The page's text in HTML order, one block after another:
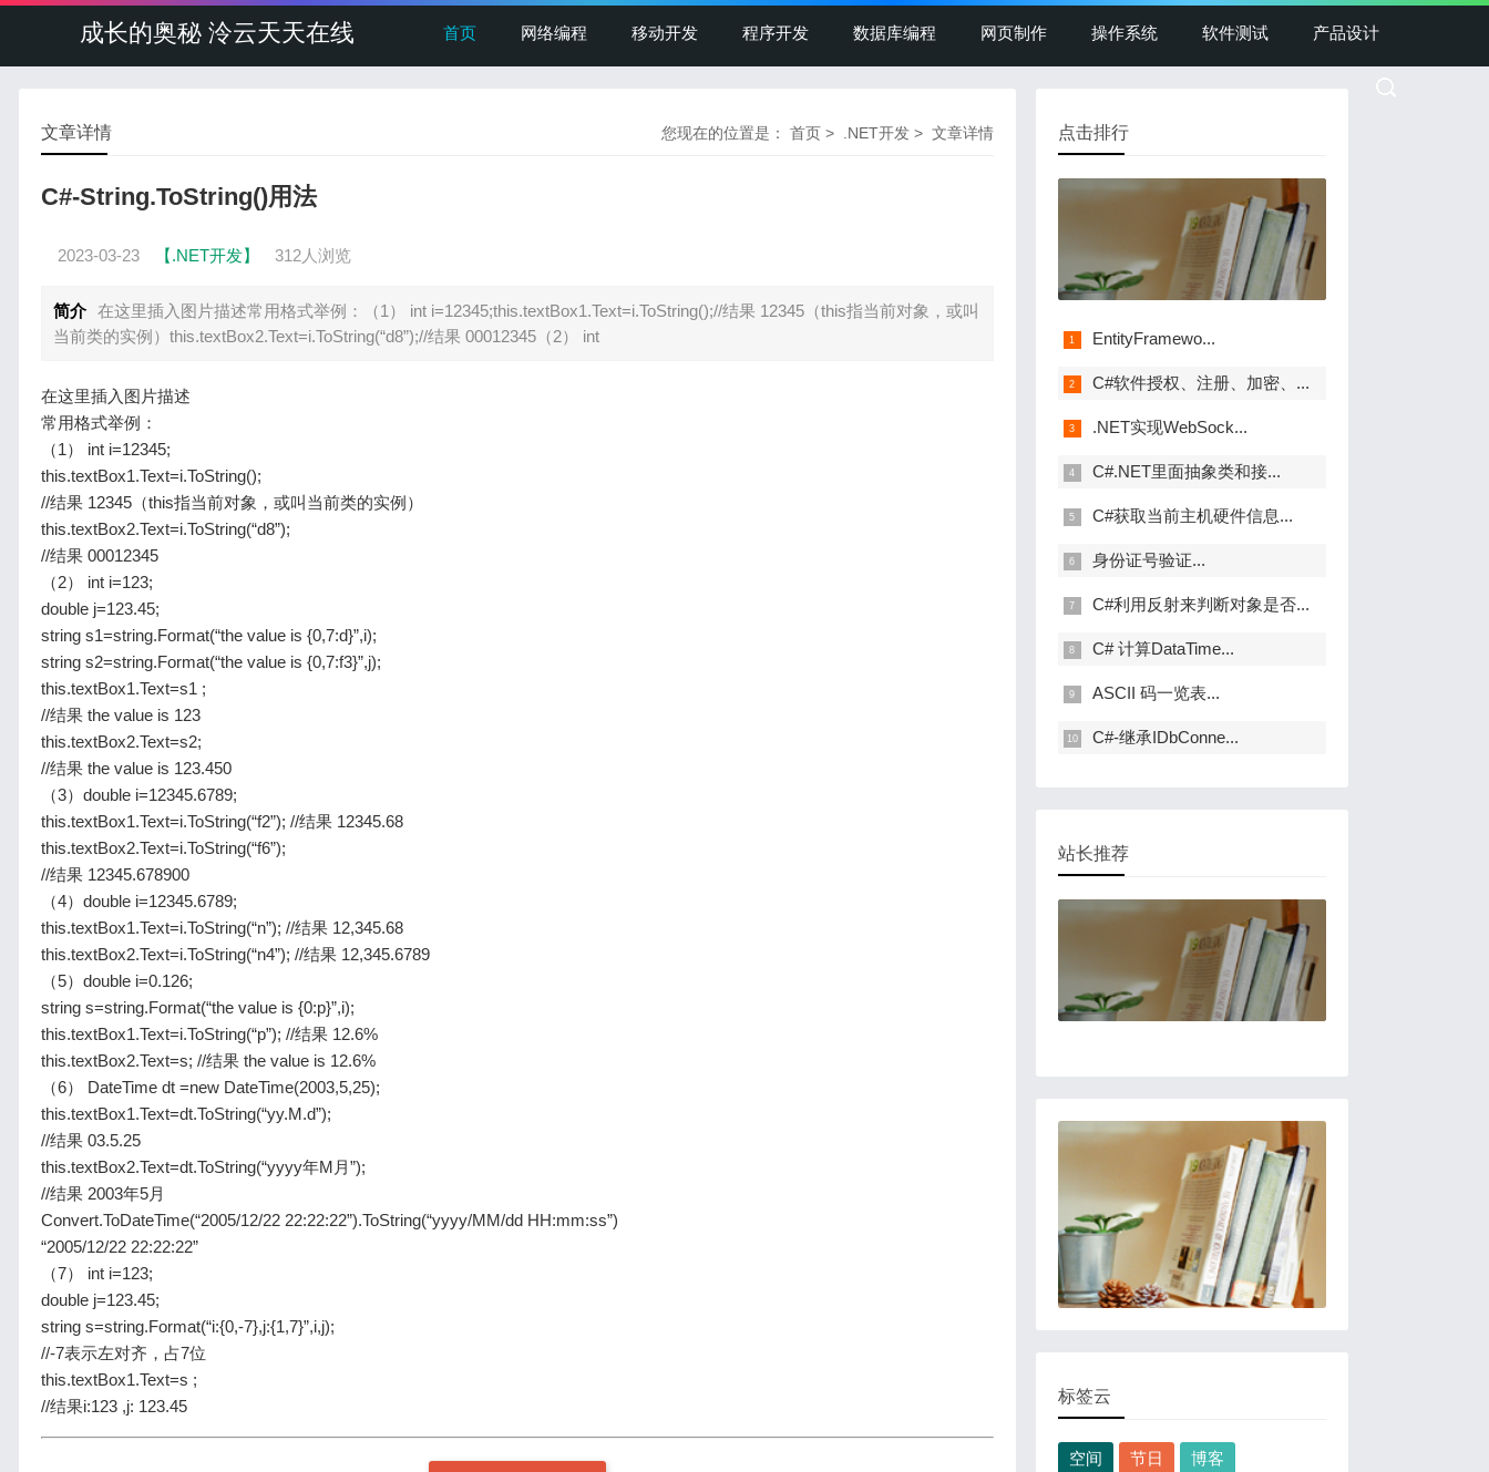
成长的奥秘 泠云天天在线 首页 网络编程 移动开发 程序开发 数据库编程 网页制作 操作系统 软件测试 产品设计
您现在的位置是： 首页> .NET开发> 文章详情
文章详情
C#-String.ToString()用法
2023-03-23 【.NET开发】 312人浏览
简介
在这里插入图片描述常用格式举例：（1） int i=12345;this.textBox1.Text=i.ToString();//结果 12345（this指当前对象，或叫
当前类的实例）this.textBox2.Text=i.ToString(“d8”);//结果 00012345（2） int
在这里插入图片描述
常用格式举例：
（1） int i=12345;
this.textBox1.Text=i.ToString();
//结果 12345（this指当前对象，或叫当前类的实例）
this.textBox2.Text=i.ToString(“d8”);
//结果 00012345
（2） int i=123;
double j=123.45;
string s1=string.Format(“the value is {0,7:d}”,i);
string s2=string.Format(“the value is {0,7:f3}”,j);
this.textBox1.Text=s1 ;
//结果 the value is 123
this.textBox2.Text=s2;
//结果 the value is 123.450
（3）double i=12345.6789;
this.textBox1.Text=i.ToString(“f2”); //结果 12345.68
this.textBox2.Text=i.ToString(“f6”);
//结果 12345.678900
（4）double i=12345.6789;
this.textBox1.Text=i.ToString(“n”); //结果 12,345.68
this.textBox2.Text=i.ToString(“n4”); //结果 12,345.6789
（5）double i=0.126;
string s=string.Format(“the value is {0:p}”,i);
this.textBox1.Text=i.ToString(“p”); //结果 12.6%
this.textBox2.Text=s; //结果 the value is 12.6%
（6） DateTime dt =new DateTime(2003,5,25);
this.textBox1.Text=dt.ToString(“yy.M.d”);
//结果 03.5.25
this.textBox2.Text=dt.ToString(“yyyy年M月”);
//结果 2003年5月
Convert.ToDateTime(“2005/12/22 22:22:22”).ToString(“yyyy/MM/dd HH:mm:ss”)
“2005/12/22 22:22:22”
（7） int i=123;
double j=123.45;
string s=string.Format(“i:{0,-7},j:{1,7}”,i,j);
//-7表示左对齐，占7位
this.textBox1.Text=s ;
//结果i:123 ,j: 123.45
点击排行
EntityFramewo...
C#软件授权、注册、加密、...
.NET实现WebSock...
C#.NET里面抽象类和接...
C#获取当前主机硬件信息...
身份证号验证...
C#利用反射来判断对象是否...
C# 计算DataTime...
ASCII 码一览表...
C#-继承IDbConne...
站长推荐
标签云
空间 节日 博客